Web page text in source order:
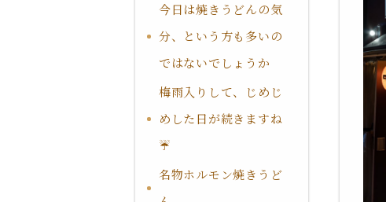
今日は焼きうどんの気
分、という方も多いの
ではないでしょうか
梅雨入りして、じめじ
めした日が続きますね
☔
名物ホルモン焼きうど